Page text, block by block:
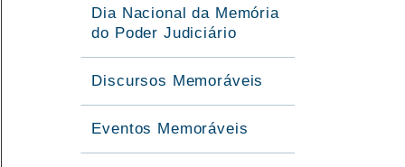
Dia Nacional da Memória
do Poder Judiciário
Discursos Memoráveis
Eventos Memoráveis